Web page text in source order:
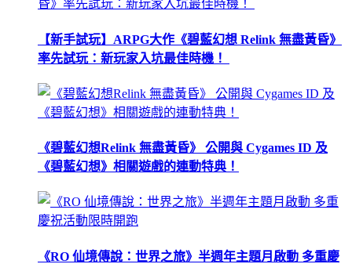
【新手試玩】ARPG大作《碧藍幻想 Relink 無盡黃昏》
率先試玩：新玩家入坑最佳時機！
《碧藍幻想Relink 無盡黃昏》 公開與 Cygames ID 及
《碧藍幻想》相關遊戲的連動特典！
《RO 仙境傳說：世界之旅》半週年主題月啟動 多重慶